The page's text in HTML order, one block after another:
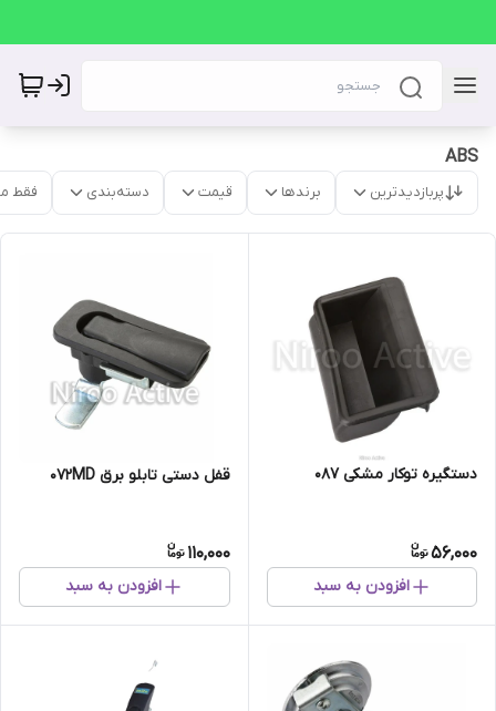
ABS
پربازدیدترین برندها قیمت دسته‌بندی فقط
دستگیره توکار مشکی ۰۸۷
56,000
افزودن به سبد
قفل دستی تابلو برق ۰۷۲MD
110,000
افزودن به سبد